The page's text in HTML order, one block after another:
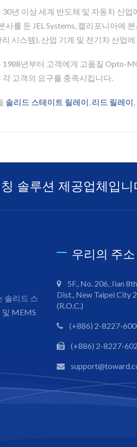
30년 이상 세계 반도체 및 자동차 산
를 둔 JEL Systems, 캘리포니아에
리 시스템), 산업 기계 및 전기차 산업
1988년부터 고객에게 고품질 Opto-
각 고객의 요구를 충족시킵니다.
솔리드 스테이트 릴레이, 리드 릴레이,
솔루션 제공업체입니
솔리드 스
및 MEMS
우리의 주소
5F., No. 206, Jian
Dist., New Taipei City
(R.O.C.)
(+886) 2-8227-
(+886) 2-8227-